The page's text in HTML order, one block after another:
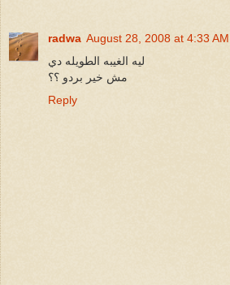
radwa August 28, 2008 at 4:33 AM
ليه الغيبه الطويله دي
مش خير بردو ؟؟
Reply